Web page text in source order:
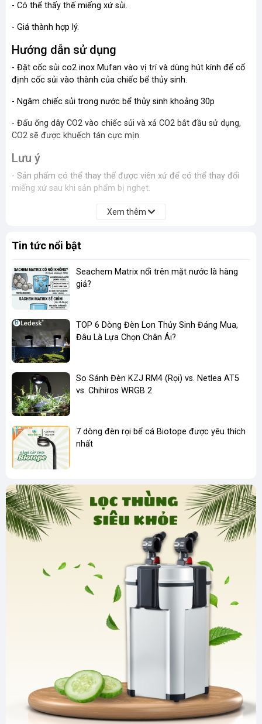
- Có thể thấy thế miếng xứ sủi.
- Giá thành hợp lý.
Hướng dẫn sử dụng
- Đặt cốc sủi co2 inox Mufan vào vị trí và dùng hút kính để cố
định cốc sủi vào thành của chiếc bể thủy sinh.
- Ngâm chiếc sủi trong nước bể thủy sinh khoảng 30p
- Đấu ống dây CO2 vào chiếc sủi và xả CO2 bắt đầu sử dụng,
CO2 sẽ được khuếch tán cực mịn.
Lưu ý
- Sản phẩm có thể thay thế được viên xứ để có thể thay đổi
miếng xứ sau khi sản phẩm bị nghẹt.
Xem thêm
Tin tức nổi bật
Seachem Matrix nổi trên mặt nước là hàng
giả?
TOP 6 Dòng Đèn Lon Thủy Sinh Đáng Mua,
Đâu Là Lựa Chọn Chân Ái?
So Sánh Đèn KZJ RM4 (Rọi) vs. Netlea AT5
vs. Chihiros WRGB 2
7 dòng đèn rọi bể cá Biotope được yêu thích
nhất